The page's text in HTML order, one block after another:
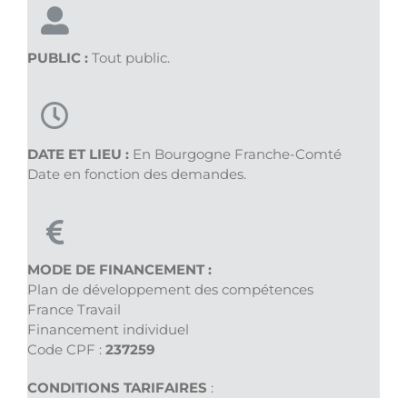
PUBLIC : Tout public.
DATE ET LIEU : En Bourgogne Franche-Comté
Date en fonction des demandes.
MODE DE FINANCEMENT :
Plan de développement des compétences
France Travail
Financement individuel
Code CPF : 237259
CONDITIONS TARIFAIRES :